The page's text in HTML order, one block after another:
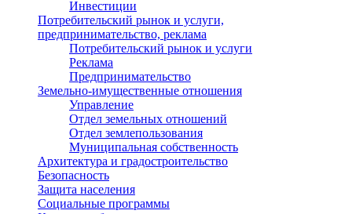
Инвестиции
Потребительский рынок и услуги,
предпринимательство, реклама
Потребительский рынок и услуги
Реклама
Предпринимательство
Земельно-имущественные отношения
Управление
Отдел земельных отношений
Отдел землепользования
Муниципальная собственность
Архитектура и градостроительство
Безопасность
Защита населения
Социальные программы